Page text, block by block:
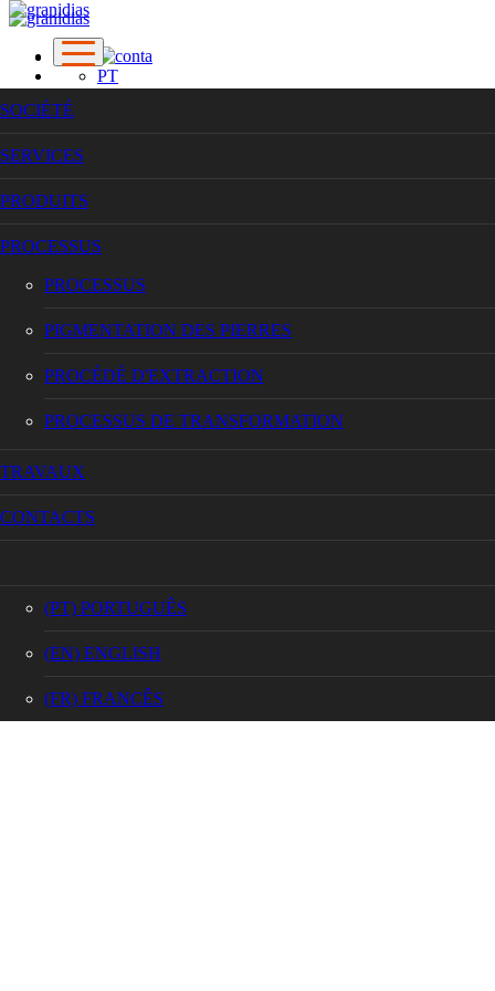
PT
SOCIÉTÉ
PRODUITS
PROCESSUS
PIGMENTATION DES PIERRES
PROCESSUS DE TRANSFORMATION
CONTACTS
SOCIÉTÉ
SERVICES
PRODUITS
PROCESSUS
PROCESSUS
PIGMENTATION DES PIERRES
PROCÉDÉ D'EXTRACTION
PROCESSUS DE TRANSFORMATION
TRAVAUX
CONTACTS
(PT) PORTUGUÊS
(EN) ENGLISH
(FR) FRANCÊS
Copyright 2022